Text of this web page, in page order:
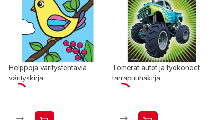
Helppoja väritystehtäviä
värityskirja
Tomerat autot ja työkoneet
tarrapuuhakirja